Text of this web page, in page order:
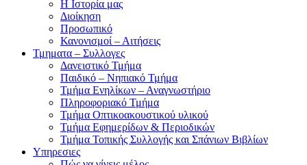
Η Ιστορία μας
Διοίκηση
Προσωπικό
Κανονισμοί – Αιτήσεις
Τμηματα – Συλλογες
Δανειστικό Τμήμα
Παιδικό – Νηπιακό Τμήμα
Τμήμα Ενηλίκων – Αναγνωστήριο
Πληροφοριακό Τμήμα
Τμήμα Οπτικοακουστικού υλικού
Τμήμα Εφημερίδων & Περιοδικών
Τμήμα Τοπικής Συλλογής και Σπάνιων Βιβλίων
Υπηρεσιες